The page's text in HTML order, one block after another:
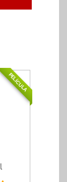
PELÍCULA